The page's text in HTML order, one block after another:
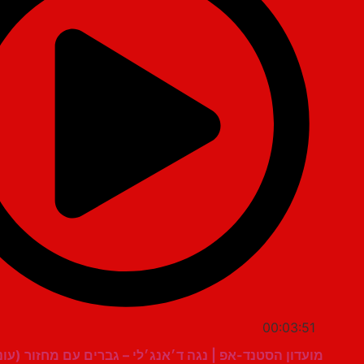
00:03:51
מועדון הסטנד-אפ | נגה ד׳אנג׳לי – גברים עם מחזור (עונה 2,